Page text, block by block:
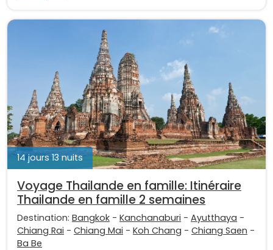
14 jours 13 nuits
Voyage Thailande en famille: Itinéraire
Thailande en famille 2 semaines
Destination: Bangkok - Kanchanaburi - Ayutthaya -
Chiang Rai - Chiang Mai - Koh Chang - Chiang Saen -
Ba Be